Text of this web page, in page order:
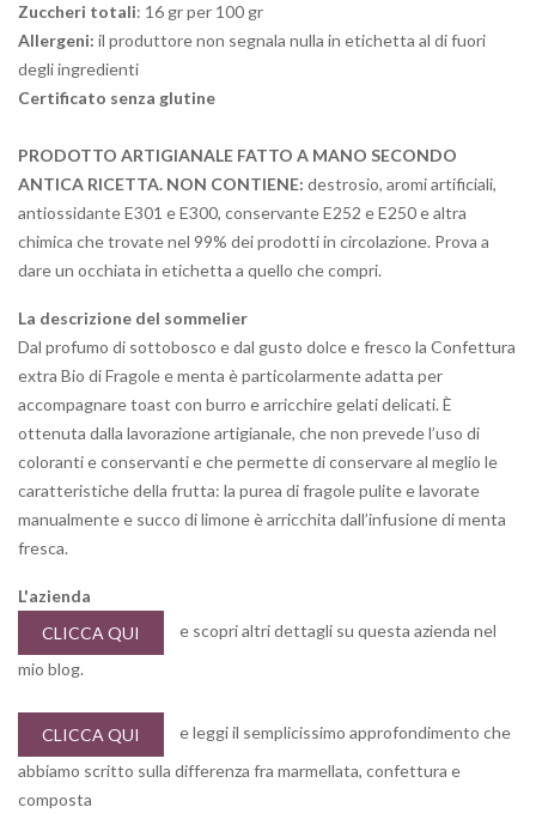
Zuccheri totali: 16 gr per 100 gr
Allergeni: il produttore non segnala nulla in etichetta al di fuori
degli ingredienti
Certificato senza glutine
PRODOTTO ARTIGIANALE FATTO A MANO SECONDO
ANTICA RICETTA. NON CONTIENE: destrosio, aromi artificiali,
antiossidante E301 e E300, conservante E252 e E250 e altra
chimica che trovate nel 99% dei prodotti in circolazione. Prova a
dare un occhiata in etichetta a quello che compri.
La descrizione del sommelier
Dal profumo di sottobosco e dal gusto dolce e fresco la Confettura
extra Bio di Fragole e menta è particolarmente adatta per
accompagnare toast con burro e arricchire gelati delicati. È
ottenuta dalla lavorazione artigianale, che non prevede l’uso di
coloranti e conservanti e che permette di conservare al meglio le
caratteristiche della frutta: la purea di fragole pulite e lavorate
manualmente e succo di limone è arricchita dall’infusione di menta
fresca.
L'azienda
CLICCA QUI
e scopri altri dettagli su questa azienda nel
mio blog.
CLICCA QUI
e leggi il semplicissimo approfondimento che
abbiamo scritto sulla differenza fra marmellata, confettura e
composta